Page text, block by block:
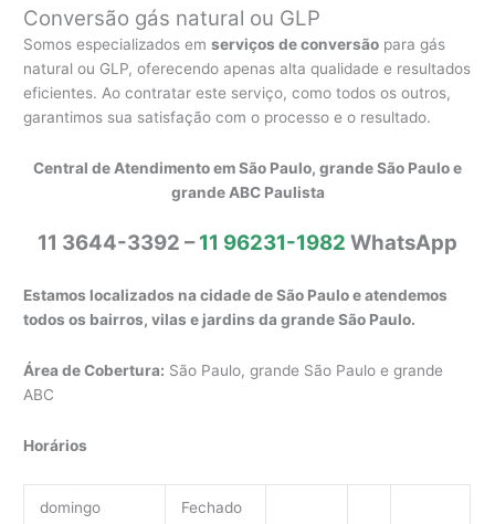
Conversão gás natural ou GLP
Somos especializados emserviços de conversão para gás
natural ou GLP, oferecendo apenas alta qualidade e resultados
eficientes. Ao contratar este serviço, como todos os outros,
garantimos sua satisfação com o processo e o resultado.
Central de Atendimento em São Paulo, grande São Paulo e
grande ABC Paulista
11 3644-3392 –11 96231-1982 WhatsApp
Estamos localizados na cidade de São Paulo e atendemos
todos os bairros, vilas e jardins da grande São Paulo.
Área de Cobertura: São Paulo, grande São Paulo e grande
ABC
Horários
domingo Fechado